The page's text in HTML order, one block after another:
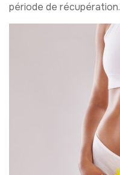
période de récupération.